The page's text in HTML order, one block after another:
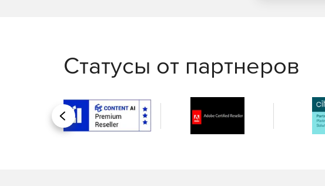
Статусы от партнеров
Назад